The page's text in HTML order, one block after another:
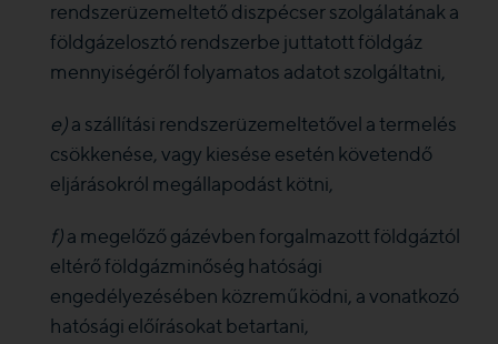
rendszerüzemeltető diszpécser szolgálatának a
földgázelosztó rendszerbe juttatott földgáz
mennyiségéről folyamatos adatot szolgáltatni,
e)a szállítási rendszerüzemeltetővel a termelés
csökkenése, vagy kiesése esetén követendő
eljárásokról megállapodást kötni,
f)a megelőző gázévben forgalmazott földgáztól
eltérő földgázminőség hatósági
engedélyezésében közreműködni, a vonatkozó
hatósági előírásokat betartani,